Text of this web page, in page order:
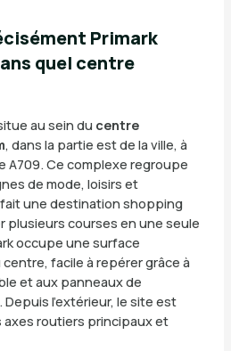
Primark
quel centre
au sein du centre
, dans la partie est de la ville, à
A709. Ce complexe regroupe
de mode, loisirs et
une destination shopping
plusieurs courses en une seule
occupe une surface
facile à repérer grâce à
et aux panneaux de
l’extérieur, le site est
routiers principaux et